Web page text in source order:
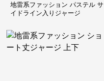
地雷系ファッション パステル サ
イドライン入りジャージ